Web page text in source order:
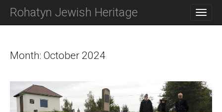
Rohatyn Jewish Heritage
Month: October 2024